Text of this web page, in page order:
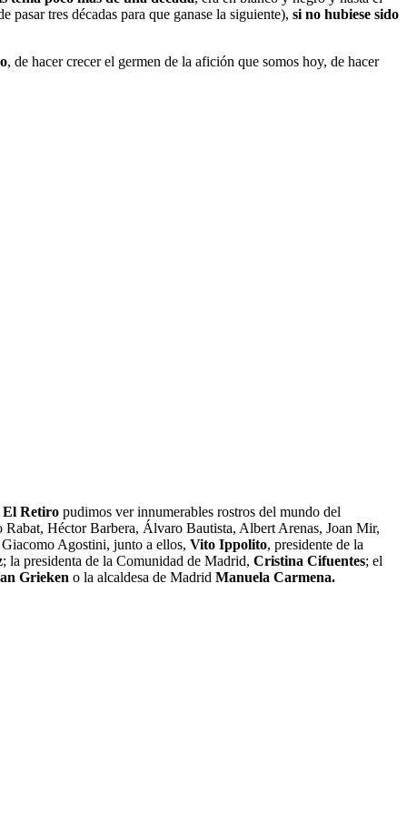
tres décadas para que ganase la siguiente), si no hubiese sido
, de hacer crecer el germen de la afición que somos hoy, de hacer
El Retiro pudimos ver innumerables rostros del mundo del
Héctor Barbera, Álvaro Bautista, Albert Arenas, Joan Mir,
Agostini, junto a ellos, Vito Ippolito, presidente de la
; la presidenta de la Comunidad de Madrid, Cristina Cifuentes; el
Grieken o la alcaldesa de Madrid Manuela Carmena.